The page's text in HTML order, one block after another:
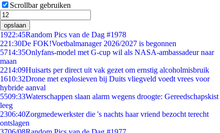
Scrollbar gebruiken
opslaan
1922:45Random Pics van de Dag #1978
221:30De FOK!Voetbalmanager 2026/2027 is begonnen
5714:35Onlyfans-model met G-cup wil als NASA-ambassadeur naar
maan
2214:09Huisarts per direct uit vak gezet om ernstig alcoholmisbruik
1610:32Drone met explosieven bij Duits vliegveld voedt vrees voor
hybride aanval
5509:33Waterschappen slaan alarm wegens droogte: Gereedschapskist
leeg
2306:40Zorgmedewerkster die 's nachts haar vriend bezocht terecht
ontslagen